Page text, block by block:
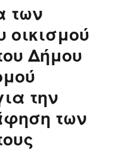
των
οικισμού
Δήμου
την
των